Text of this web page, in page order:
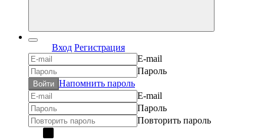
Вход Регистрация
E-mail
Пароль
Войти Напомнить пароль
E-mail
Пароль
Повторить пароль